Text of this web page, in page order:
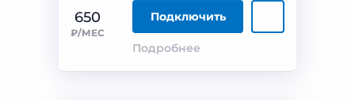
650
₽/МЕС
Подключить
Подробнее